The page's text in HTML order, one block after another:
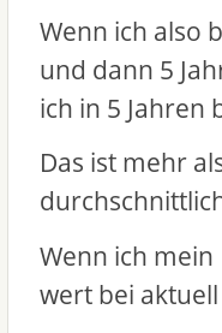
Wenn ich also
und dann 5
ich in 5 Jahren
Das ist mehr
Wenn ich
wert bei